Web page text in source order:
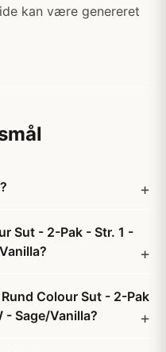
kan være genereret
Sut - 2-Pak - Str. 1 -
Colour Sut - 2-Pak
- Sage/Vanilla?